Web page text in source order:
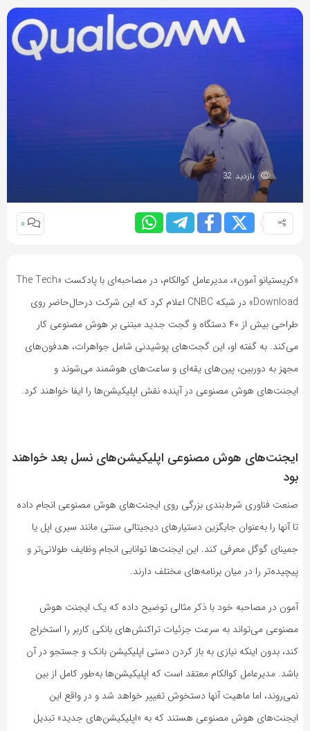
بازدید 32
0
«کریستیانو آمون»، مدیرعامل کوالکام، در مصاحبه‌ای با پادکست «The Tech
Download» در شبکه CNBC اعلام کرد که این شرکت در‌حال‌حاضر روی
طراحی بیش از ۴۰ دستگاه و گجت جدید مبتنی بر هوش مصنوعی کار
می‌کند. به گفته او، این گجت‌های پوشیدنی شامل جواهرات، هدفون‌های
مجهز به دوربین، پین‌های یقه‌ای و ساعت‌های هوشمند می‌شوند و
ایجنت‌های هوش مصنوعی در آینده نقش اپلیکیشن‌ها را ایفا خواهند کرد.
ایجنت‌های هوش مصنوعی اپلیکیشن‌های نسل بعد خواهند
بود
صنعت فناوری شرط‌بندی بزرگی روی ایجنت‌های هوش مصنوعی انجام داده
تا آنها را به‌عنوان جایگزین دستیارهای دیجیتالی سنتی مانند سیری اپل یا
جمینای گوگل معرفی کند. این ایجنت‌ها توانایی انجام وظایف طولانی‌تر و
پیچیده‌تر را در میان برنامه‌های مختلف دارند.
آمون در مصاحبه خود با ذکر مثالی توضیح داده که یک ایجنت هوش
مصنوعی می‌تواند به سرعت جزئیات تراکنش‌های بانکی کاربر را استخراج
کند، بدون اینکه نیازی به باز کردن دستی اپلیکیشن بانک و جستجو در آن
باشد. مدیرعامل کوالکام معتقد است که اپلیکیشن‌ها به‌طور کامل از بین
نمی‌روند، اما ماهیت آنها دستخوش تغییر خواهد شد و در واقع این
ایجنت‌های هوش مصنوعی هستند که به «اپلیکیشن‌های جدید» تبدیل